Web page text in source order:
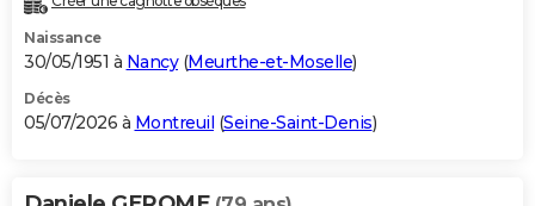
Naissance
30/05/1951 à Nancy(Meurthe-et-Moselle)
Décès
05/07/2026 à Montreuil (Seine-Saint-Denis)